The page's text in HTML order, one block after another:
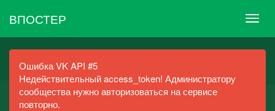
ВПОСТЕР
Ошибка VK API #5
Недействительный access_token! Администратору
сообщества нужно авторизоваться на сервисе
повторно.